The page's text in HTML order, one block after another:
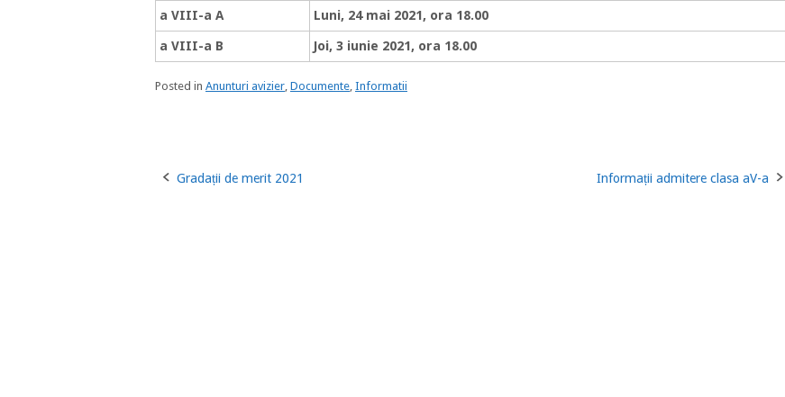
a VIII-a A Luni, 24 mai 2021, ora 18.00
a VIII-a B Joi, 3 iunie 2021, ora 18.00
Posted in Anunturi avizier Documente Informatii
Post
Gradații de merit 2021 Informații admitere clasa aV-a